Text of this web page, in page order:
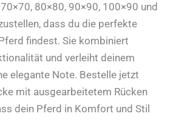
80×80, 90×90, 100×90 und
dass du die perfekte
findest. Sie kombiniert
und verleiht deinem
elegante Note. Bestelle jetzt
mit ausgearbeitetem Rücken
dein Pferd in Komfort und Stil